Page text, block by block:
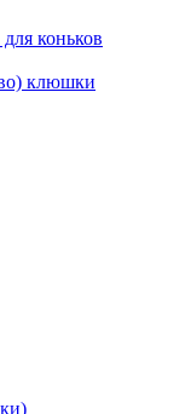
коньков
клюшки